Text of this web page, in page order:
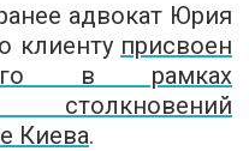
адвокат Юрия
клиенту присвоен
в рамках
Киева.